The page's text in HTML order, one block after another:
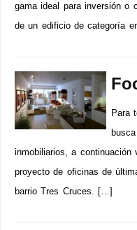
gama ideal para inversión o
de un edificio de categoría
Para
inmobiliarios, a continuación
proyecto de oficinas de
barrio Tres Cruces. […]